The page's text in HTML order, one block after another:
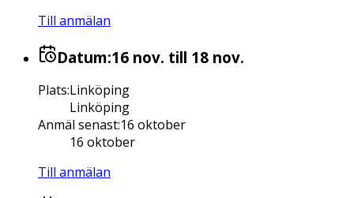
Till anmälan
Datum:16 nov. till 18 nov.
Plats:Linköping
Linköping
Anmäl senast:16 oktober
16 oktober
Till anmälan